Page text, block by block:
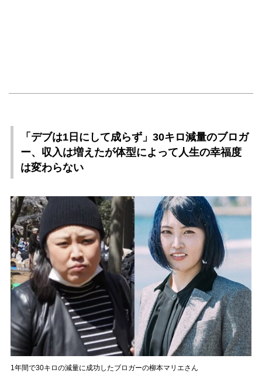
「デブは1日にして成らず」30キロ減量のブロガ
ー、収入は増えたが体型によって人生の幸福度
は変わらない
1年間で30キロの減量に成功したブロガーの柳本マリエさん